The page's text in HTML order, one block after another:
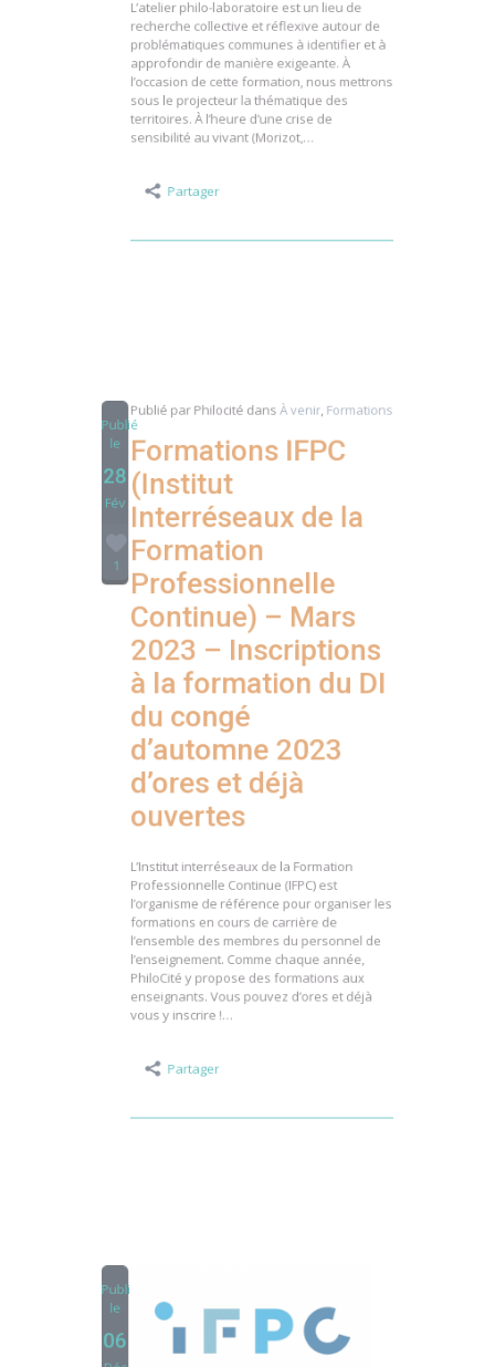
L’atelier philo-laboratoire est un lieu de
recherche collective et réflexive autour de
problématiques communes à identifier et à
approfondir de manière exigeante. À
l’occasion de cette formation, nous mettrons
sous le projecteur la thématique des
sensibilité au vivant (Morizot,…
Partager
le
28
Fév
Formations IFPC
(Institut
Interréseaux de la
Formation
Professionnelle
Continue) – Mars
2023 – Inscriptions
à la formation du DI
du congé
d’automne 2023
d’ores et déjà
ouvertes
L’Institut interréseaux de la Formation
Professionnelle Continue (IFPC) est
l’organisme de référence pour organiser les
formations en cours de carrière de
l’ensemble des membres du personnel de
l’enseignement. Comme chaque année,
PhiloCité y propose des formations aux
enseignants. Vous pouvez d’ores et déjà
06
Déc